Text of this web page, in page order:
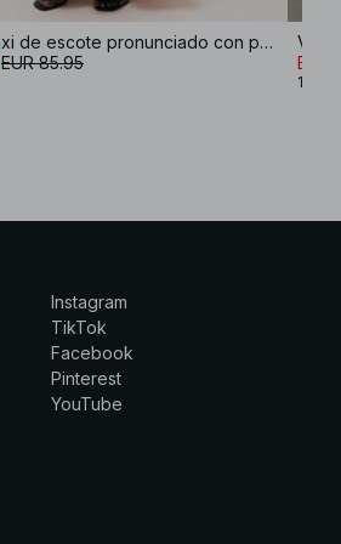
Vestido maxi de escote pronunciado con pañuelo
EUR 85.95 EUR
1
Instagram
TikTok
Facebook
Pinterest
YouTube